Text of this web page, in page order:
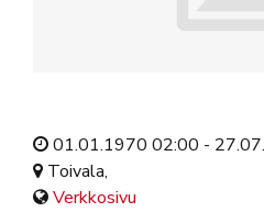
01.01.1970 02:00 -
Toivala,
Verkkosivu